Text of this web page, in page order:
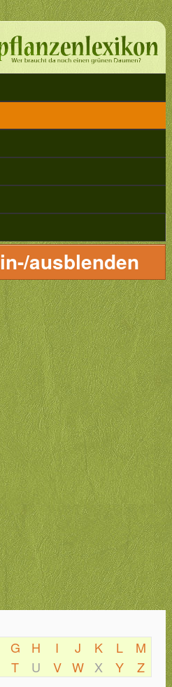
ausblenden
G H I J K L
M
T U V W X Y Z